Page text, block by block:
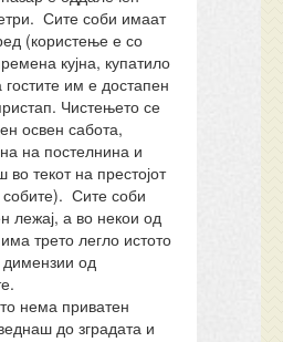
Сите соби имаат
(користење е со
кујна, купатило
им е достапен
Чистењето се
освен сабота,
на постелнина и
текот на престојот
собите). Сите соби
лежај, а во некои од
трето легло истото
од
нема приватен
до зградата и